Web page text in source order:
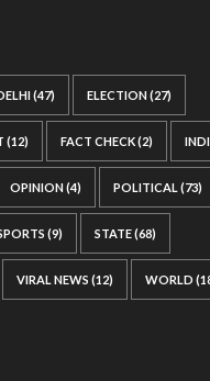
(47) ELECTION(27)
(12) FACT CHECK(2)
OPINION(4) POLITICAL (73)
(9) STATE(68)
VIRAL NEWS (12) WORLD